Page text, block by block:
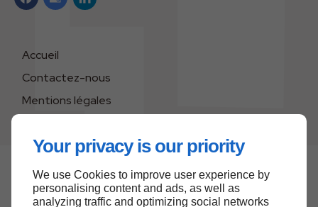
Your privacy is our priority
We use Cookies to improve user experience by
personalising content and ads, as well as
analyzing traffic and optimizing social networks
Accueil
Contactez-nous
Mentions légales
Haut de page